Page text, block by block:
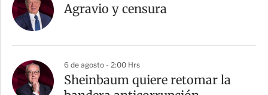
Agravio y censura
6 de agosto - 2:00 Hrs
Sheinbaum quiere retomar la